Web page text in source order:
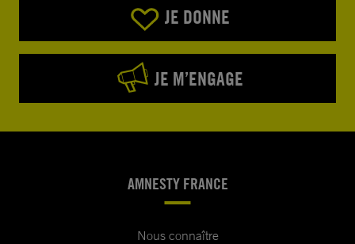
JE DONNE
JE M’ENGAGE
AMNESTY FRANCE
Nous connaître